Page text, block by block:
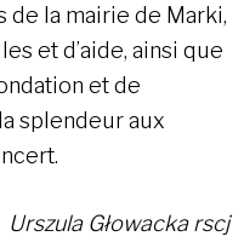
la mairie de Marki,
et d’aide, ainsi que
et de
splendeur aux
Urszula Głowacka rscj